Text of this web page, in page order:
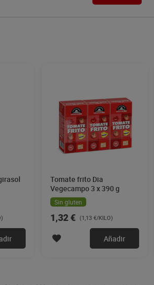
Tomate frito Dia
Vegecampo 3 x 390 g
Sin gluten
1,32 € (1,13 €/KILO)
Añadir